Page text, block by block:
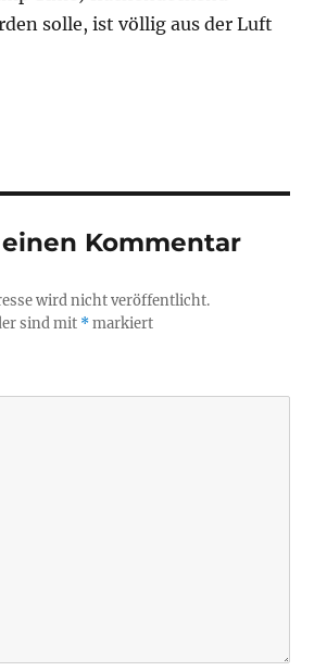
solle, ist völlig aus der Luft
Kommentar
wird nicht veröffentlicht.
sind mit *markiert